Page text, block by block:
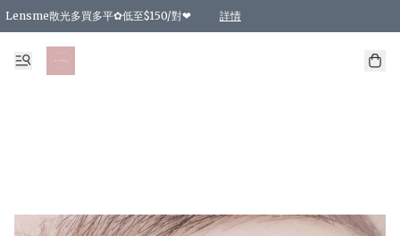
Lensme散光多買多平✿低至$150/對❤ 詳情
台灣Karacon⁩✧日拋 特價清貨❁⃘
日本韓國多款日/月拋現貨☼ 特價❤︎數量有限 售完即止
🇰🇷韓國多款月拋現貨 特價兩對$99✿數量有限 售完即止♫
精選商品，任選買2件或以上9 折；買4件或以上85 折；買6件或以上8 折
精選商品，任選買2件HKD 140.00；買4件HKD 260.00
精選商品，任選買2件HKD 190.00；買4件HKD 360.00
精選商品，任選買2件HKD 110.00；買4件HKD 180.00
精選商品，任選買2件HKD 170.00；買4件HKD 320.00
精選商品，任選買2件或以上減HKD 148.00
精選商品，任選買2件或以上減HKD 148.00
精選商品，任選買2件或以上95 折；買4件或以上9 折；買6件或以上85 折；買8件
精選商品，任選買12件或以上87 折
精選商品，任選買2件或以上減HKD 16.00；買4件或以上減HKD 32.00；買6
精選商品，任選買2件或以上95 折；買4件或以上9 折；買8件或以上85 折；買12
購物滿 HKD 800.00即享免運費優惠！（適用於 特定的送貨方式 )